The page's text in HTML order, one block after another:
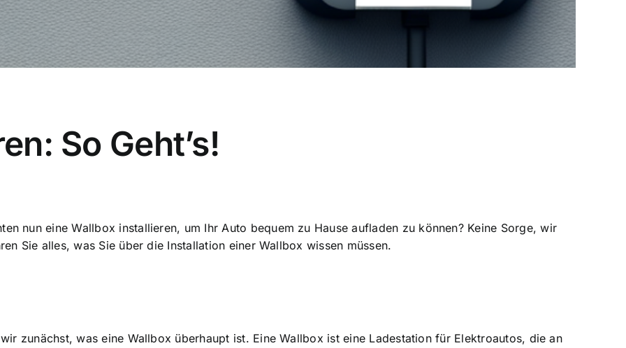
So Geht’s!
nun eineWallbox installieren, um Ihr Auto bequem zu Hause aufladen zu können? Keine Sorge, wir
Sie alles, was Sie über die Installation einer Wallbox wissen müssen.
zunächst, was eine Wallbox überhaupt ist. Eine Wallbox ist eine Ladestation für Elektroautos, die an